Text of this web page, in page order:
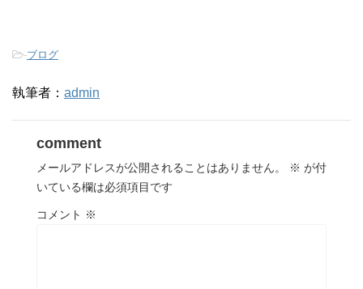
-ブログ
執筆者： admin
comment
メールアドレスが公開されることはありません。 ※ が付
いている欄は必須項目です
コメント ※